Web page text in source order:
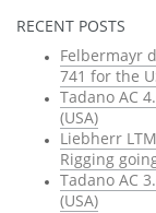
RECENT POSTS
Felbermayr
741 for the
Tadano AC
(USA)
Liebherr
Rigging
Tadano AC
(USA)